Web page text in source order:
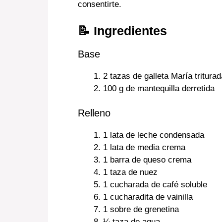
consentirte.
📝 Ingredientes
Base
2 tazas de galleta María
100 g de mantequilla derretida
Relleno
1 lata de leche condensada
1 lata de media crema
1 barra de queso crema
1 taza de nuez
1 cucharada de café soluble
1 cucharadita de vainilla
1 sobre de grenetina